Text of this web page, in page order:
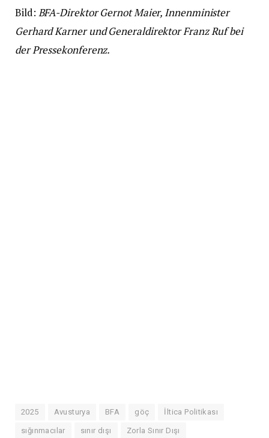
Bild: BFA-Direktor Gernot Maier, Innenminister
Gerhard Karner und Generaldirektor Franz Ruf bei
der Pressekonferenz.
2025 Avusturya BFA göç İltica Politikası
sığınmacılar sınır dışı Zorla Sınır Dışı